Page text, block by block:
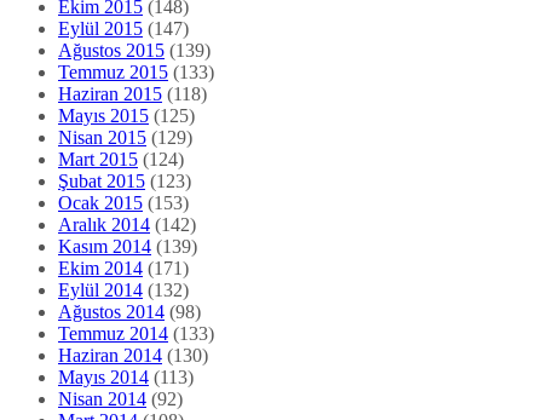
Ekim 2015 (148)
Eylül 2015 (147)
Ağustos 2015 (139)
Temmuz 2015 (133)
Haziran 2015 (118)
Mayıs 2015 (125)
Nisan 2015 (129)
Mart 2015 (124)
Şubat 2015 (123)
Ocak 2015 (153)
Aralık 2014 (142)
Kasım 2014 (139)
Ekim 2014 (171)
Eylül 2014 (132)
Ağustos 2014 (98)
Temmuz 2014 (133)
Haziran 2014 (130)
Mayıs 2014 (113)
Nisan 2014 (92)